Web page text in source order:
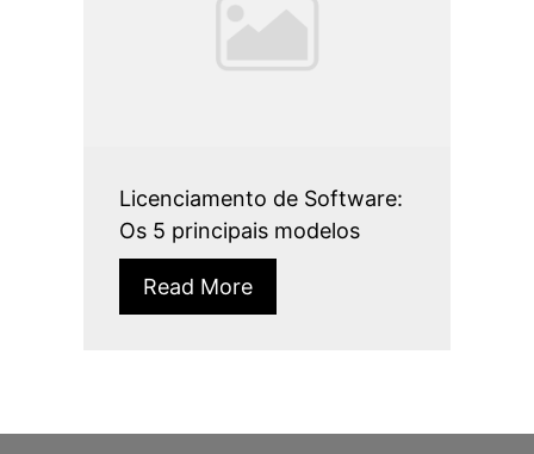
Licenciamento de Software:
Os 5 principais modelos
Read More